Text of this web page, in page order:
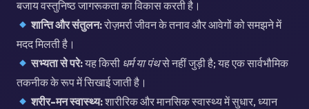
बजाय वस्तुनिष्ठ जागरूकता का विकास करती है।
शान्ति और संतुलन:रोज़मर्रा जीवन के तनाव और आवेगों को समझने में
मदद मिलती है।
सभ्यता से परे:यह किसी धर्म या पंथसे नहीं जुड़ी है; यह एक सार्वभौमिक
तकनीक के रूप में सिखाई जाती है।
शरीर-मन स्वास्थ्य:शारीरिक और मानसिक स्वास्थ्य में सुधार, ध्यान